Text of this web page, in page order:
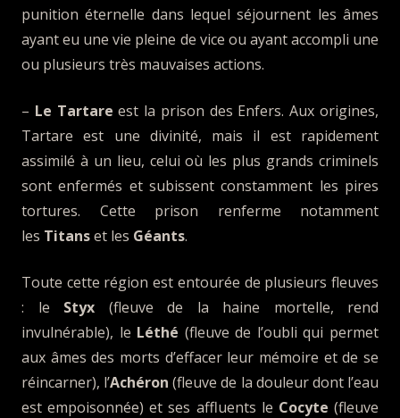
punition éternelle dans lequel séjournent les âmes
ayant eu une vie pleine de vice ou ayant accompli une
ou plusieurs très mauvaises actions.
– Le Tartareest la prison des Enfers. Aux origines,
Tartare est une divinité, mais il est rapidement
assimilé à un lieu, celui où les plus grands criminels
sont enfermés et subissent constamment les pires
tortures. Cette prison renferme notamment
les Titanset les Géants.
Toute cette région est entourée de plusieurs fleuves
: le Styx (fleuve de la haine mortelle, rend
invulnérable), le Léthé (fleuve de l’oubli qui permet
aux âmes des morts d’effacer leur mémoire et de se
réincarner), l’Achéron (fleuve de la douleur dont l’eau
est empoisonnée) et ses affluents le Cocyte (fleuve